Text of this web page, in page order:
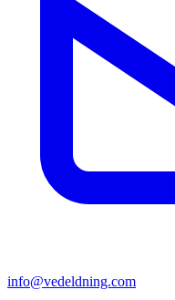
info@vedeldning.com